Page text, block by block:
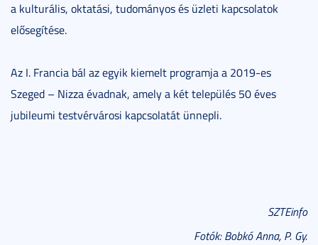
a kulturális, oktatási, tudományos és üzleti kapcsolatok
elősegítése.
Az I. Francia bál az egyik kiemelt programja a 2019-es
Szeged – Nizza évadnak, amely a két település 50 éves
jubileumi testvérvárosi kapcsolatát ünnepli.
SZTEinfo
Fotók: Bobkó Anna, P. Gy.